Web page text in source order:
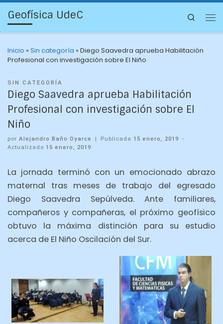
Geofísica UdeC Search
Inicio »Sin categoría »Diego Saavedra aprueba Habilitación
Profesional con investigación sobre El Niño
SIN CATEGORÍA
Diego Saavedra aprueba Habilitación
Profesional con investigación sobre El
Niño
por Alejandro Baño Oyarce | Publicada15 enero, 2019 -
Actualizado 15 enero, 2019
La jornada terminó con un emocionado abrazo
maternal tras meses de trabajo del egresado
Diego Saavedra Sepúlveda. Ante familiares,
compañeros y compañeras, el próximo geofísico
obtuvo la máxima distinción para su estudio
acerca de El Niño Oscilación del Sur.